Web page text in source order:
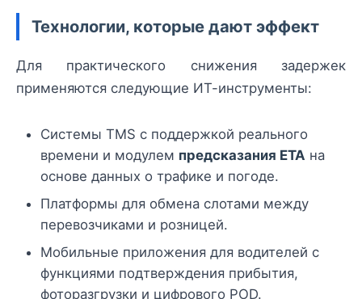
Технологии, которые дают эффект
Для практического снижения задержек
применяются следующие ИТ-инструменты:
Системы TMS с поддержкой реального
времени и модулем предсказания ETA на
основе данных о трафике и погоде.
Платформы для обмена слотами между
перевозчиками и розницей.
Мобильные приложения для водителей с
функциями подтверждения прибытия,
фоторазгрузки и цифрового POD.